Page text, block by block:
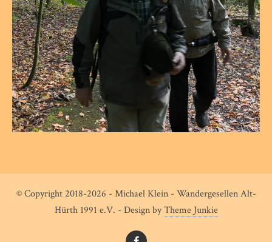
© Copyright 2018-2026 - Michael Klein - Wandergesellen Alt-
Hürth 1991 e.V. - Design byTheme Junkie